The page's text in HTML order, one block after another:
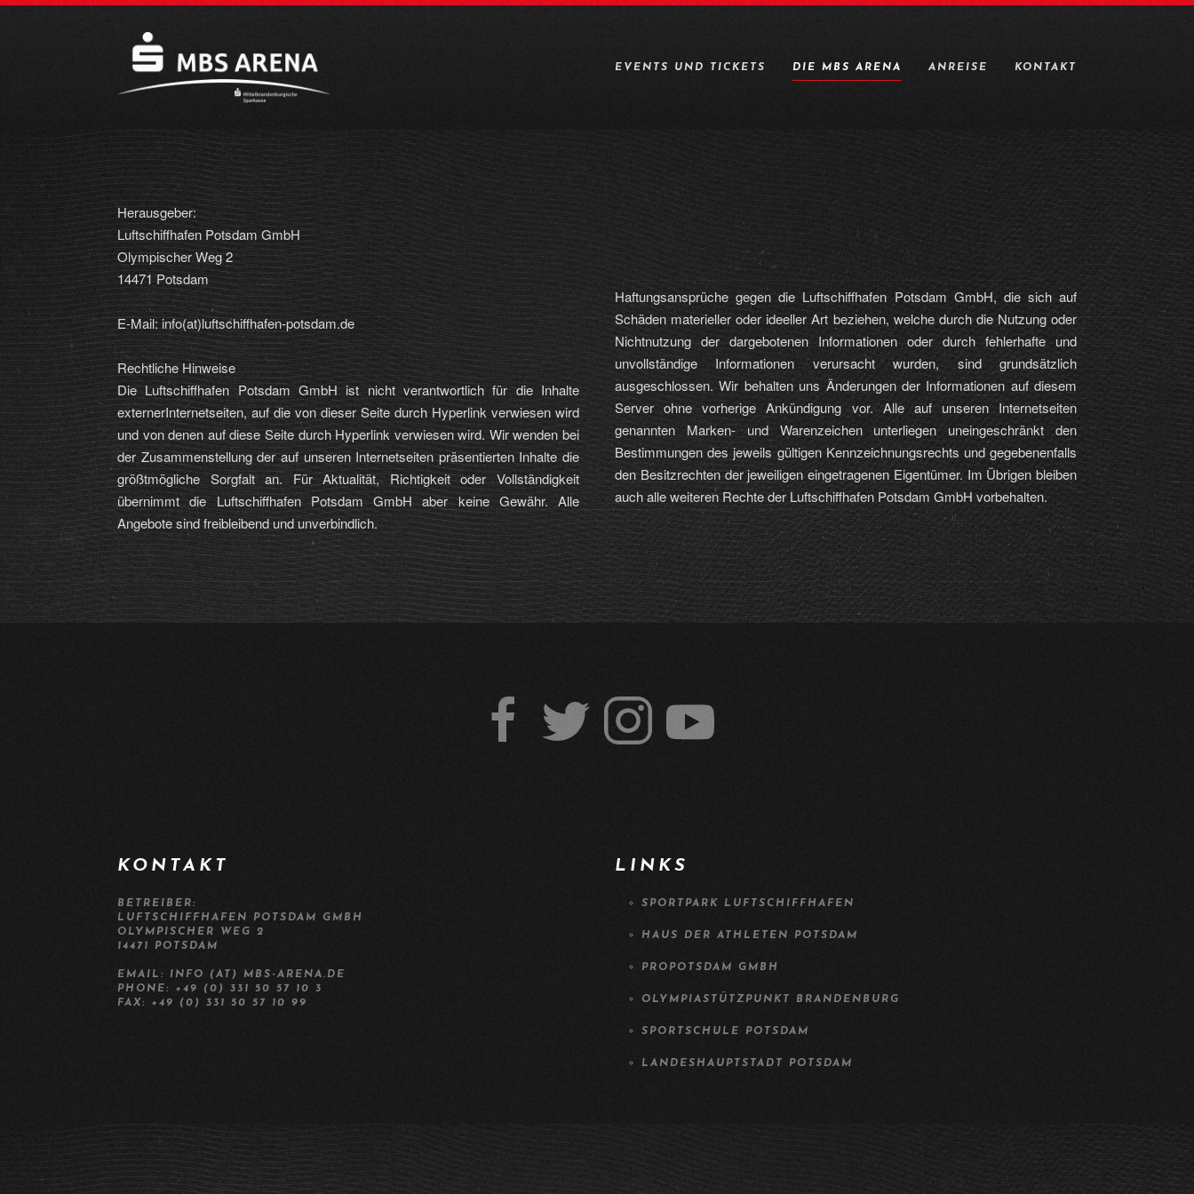
EVENTS UND TICKETS DIE MBS ARENA ANREISE KONTAKT
Herausgeber:
Luftschiffhafen Potsdam GmbH
Olympischer Weg 2
14471 Potsdam
E-Mail: info(at)luftschiffhafen-potsdam.de
Rechtliche Hinweise
Die Luftschiffhafen Potsdam GmbH ist nicht verantwortlich für die Inhalte
externerInternetseiten, auf die von dieser Seite durch Hyperlink verwiesen wird
und von denen auf diese Seite durch Hyperlink verwiesen wird. Wir wenden bei
der Zusammenstellung der auf unseren Internetseiten präsentierten Inhalte die
größtmögliche Sorgfalt an. Für Aktualität, Richtigkeit oder Vollständigkeit
übernimmt die Luftschiffhafen Potsdam GmbH aber keine Gewähr. Alle
Angebote sind freibleibend und unverbindlich.
Haftungsansprüche gegen die Luftschiffhafen Potsdam GmbH, die sich auf
Schäden materieller oder ideeller Art beziehen, welche durch die Nutzung oder
Nichtnutzung der dargebotenen Informationen oder durch fehlerhafte und
unvollständige Informationen verursacht wurden, sind grundsätzlich
ausgeschlossen. Wir behalten uns Änderungen der Informationen auf diesem
Server ohne vorherige Ankündigung vor. Alle auf unseren Internetseiten
genannten Marken- und Warenzeichen unterliegen uneingeschränkt den
Bestimmungen des jeweils gültigen Kennzeichnungsrechts und gegebenenfalls
den Besitzrechten der jeweiligen eingetragenen Eigentümer. Im Übrigen bleiben
auch alle weiteren Rechte der Luftschiffhafen Potsdam GmbH vorbehalten.
KONTAKT
BETREIBER:
LUFTSCHIFFHAFEN POTSDAM GMBH
OLYMPISCHER WEG 2
14471 POTSDAM
EMAIL: INFO (AT) MBS-ARENA.DE
PHONE: +49 (0) 331 50 57 10 3
FAX: +49 (0) 331 50 57 10 99
LINKS
SPORTPARK LUFTSCHIFFHAFEN
HAUS DER ATHLETEN POTSDAM
PROPOTSDAM GMBH
OLYMPIASTÜTZPUNKT BRANDENBURG
SPORTSCHULE POTSDAM
LANDESHAUPTSTADT POTSDAM